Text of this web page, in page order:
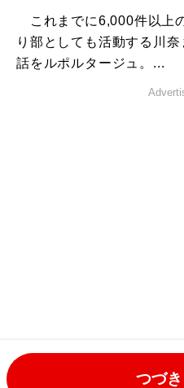
これまでに6,000件以上
り部としても活動する川
話をルポルタージュ。...
つづ